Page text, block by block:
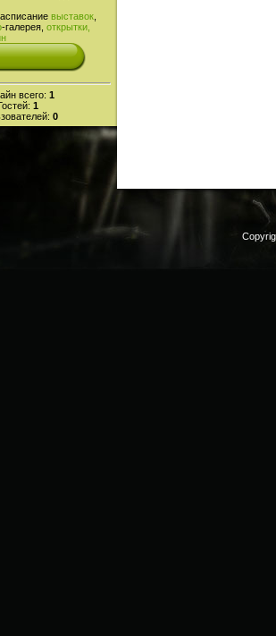
выставок
-галерея, открытки,
всего: 1
Гостей: 1
0